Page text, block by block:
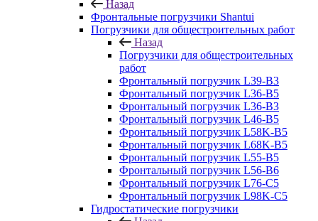
Назад
Фронтальные погрузчики Shantui
Погрузчики для общестроительных работ
Назад
Погрузчики для общестроительных
работ
Фронтальный погрузчик L39-B3
Фронтальный погрузчик L36-B5
Фронтальный погрузчик L36-B3
Фронтальный погрузчик L46-B5
Фронтальный погрузчик L58K-B5
Фронтальный погрузчик L68K-B5
Фронтальный погрузчик L55-B5
Фронтальный погрузчик L56-B6
Фронтальный погрузчик L76-С5
Фронтальный погрузчик L98K-C5
Гидростатические погрузчики